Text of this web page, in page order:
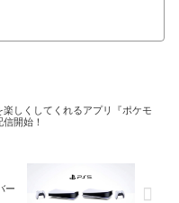
しくしてくれるアプリ『ポケモ
開始！
ー